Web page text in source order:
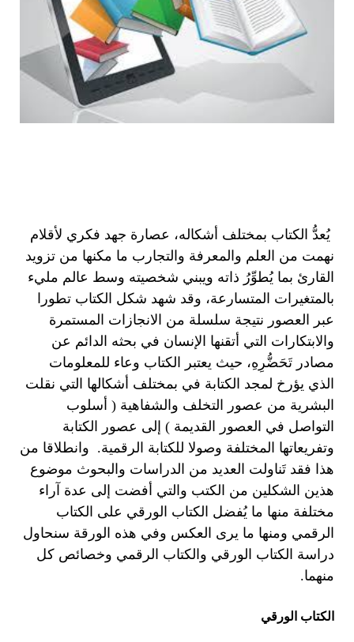
يُعدُّ الكتاب بمختلف أشكاله، عصارة جهد فكري لأقلام
نهمت من العلم والمعرفة والتجارب ما مكنها من تزويد
القارئ بما يُطوِّرُ ذاته ويبني شخصيته وسط عالم مليء
بالمتغيرات المتسارعة، وقد شهد شكل الكتاب تطورا
عبر العصور نتيجة سلسلة من الانجازات المستمرة
والابتكارات التي أتقنها الإنسان في بحثه الدائم عن
مصادر تَحَضُّرِهِ، حيث يعتبر الكتاب وعاء للمعلومات
الذي يؤرخ لمجد الكتابة في بمختلف أشكالها التي نقلت
البشرية من عصور التخلف والشفاهية ( أسلوب
التواصل في العصور القديمة ) إلى عصور الكتابة
وتفريعاتها المختلفة وصولا للكتابة الرقمية. وانطلاقا من
هذا فقد تَناولت العديد من الدراسات والبحوث موضوع
هذين الشكلين من الكتب والتي أفضت إلى عدة آراء
مختلفة منها ما يُفضل الكتاب الورقي على الكتاب
الرقمي ومنها ما يرى العكس وفي هذه الورقة سنحاول
دراسة الكتاب الورقي والكتاب الرقمي وخصائص كل
منهما.
الكتاب الورقي